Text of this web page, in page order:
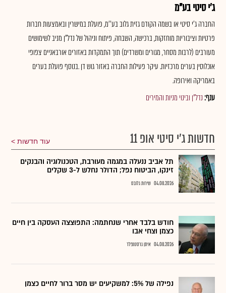
ג'י סיטי בע"מ
החברה ג'י סיטי או בשמה הקודם גזית גלוב בע''מ, פועלת במישרין ובאמצעות חברות
פרטיות וציבוריות מוחזקות, ברכישה, השבחה, פיתוח וניהול של נדל"ן מניב לשימושים
מעורבים (לרבות מסחר, מגורים ומשרדים) תוך התמקדות באזורים אורבאניים צפופי
אוכלוסין בערים מרכזיות. עיקר פעילות החברה באזור גוש דן .בנוסף פועלת בערים
באמריקה ואירופה.
ענף:נדל"ן ובינוי מניות והמירים
חדשות ג'י סיטי אופ 11 עוד חדשות
תל אביב ננעלה במגמה מעורבת, הטכנולוגיה והבנקים
זינקו, הביטוח נפל; הדולר נחלש ל-3 שקלים
04.08.2026 שירות גלובס
חודש בלבד אחרי שנחתמה: התפוצצה העסקה בין חיים
כצמן וצחי אבו
04.08.2026 איתן גרסטנפלד
נפילה של 5%: למשקיעים יש מסר ברור לחיים כצמן